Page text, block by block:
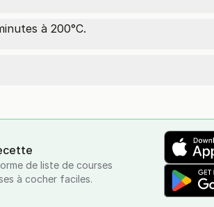
à 200°C.
de liste de courses
à cocher faciles.